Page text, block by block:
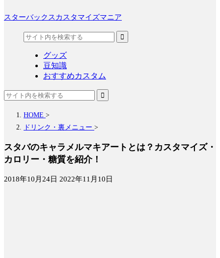
スターバックスカスタマイズマニア
グッズ
豆知識
おすすめカスタム
HOME >
ドリンク・裏メニュー >
スタバのキャラメルマキアートとは？カスタマイズ・
カロリー・糖質を紹介！
2018年10月24日 2022年11月10日